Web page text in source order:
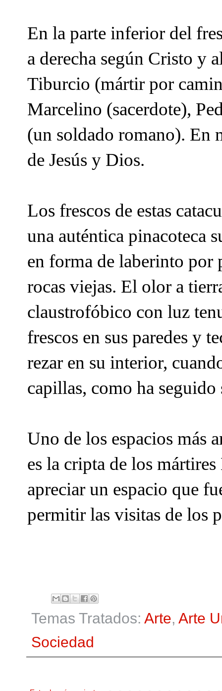
En la parte inferior del
a derecha según Cristo y
Tiburcio (mártir por
Marcelino (sacerdote),
(un soldado romano). En
de Jesús y Dios.
Los frescos de estas
una auténtica pinacoteca
en forma de laberinto por
rocas viejas. El olor a
claustrofóbico con luz
frescos en sus paredes y
rezar en su interior,
capillas, como ha
Uno de los espacios más
es la cripta de los
apreciar un espacio que
permitir las visitas de los
Temas Tratados: Arte, Arte
Sociedad